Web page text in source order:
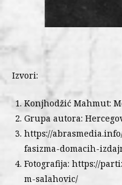
Izvori:
Konjhodžić Mahmut:
Grupa autora:
https://
fasizma-domacih-
Fotografija: https://
m-salahovic/